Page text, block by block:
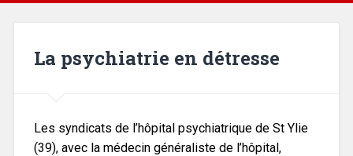
La psychiatrie en détresse
Les syndicats de l’hôpital psychiatrique de St Ylie
(39), avec la médecin généraliste de l’hôpital,